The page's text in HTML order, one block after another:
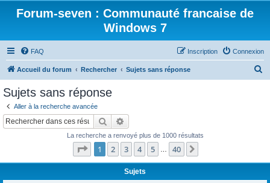
Forum-seven : Communauté francaise de
Windows 7
FAQ Connexion
Inscription
Accueil du forum Rechercher Sujets sans réponse
Sujets sans réponse
Aller à la recherche avancée
Rechercher
La recherche a renvoyé plus de 1000 résultats
Page 1sur40
1 2 3 4 5 40
Sujets